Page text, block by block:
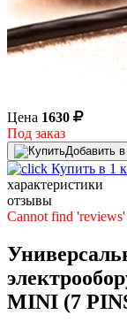
Цена 1630
Под заказ
Купить в 1
характеристики
отзывы
Cannot find
MINI (7